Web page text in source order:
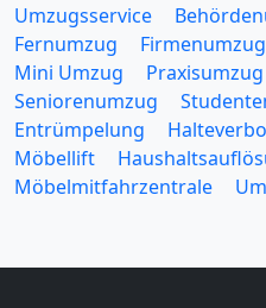
Umzugsservice
Fernumzug
Firmenumzug
Mini Umzug
Praxisumzug
Seniorenumzug
Entrümpelung
Möbellift
Möbelmitfahrzentrale